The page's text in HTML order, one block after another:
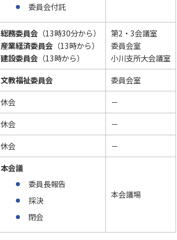
委員会付託
総務委員会（13時30分から）
産業経済委員会（13時から）
建設委員会（13時から）
第2・3会議室
委員会室
小川支所大会議室
文教福祉委員会
委員会室
休会
－
休会
－
休会 －
本会議
委員長報告
採決
閉会
本会議場